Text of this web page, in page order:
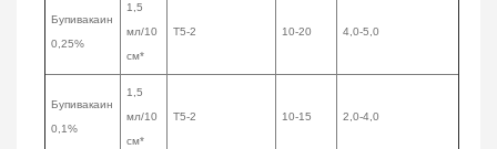
Бупивакаин
0,25%
1,5
мл/10
см*
Т5-2 10-20 4,0-5,0
Бупивакаин
0,1%
1,5
мл/10
см*
Т5-2 10-15 2,0-4,0